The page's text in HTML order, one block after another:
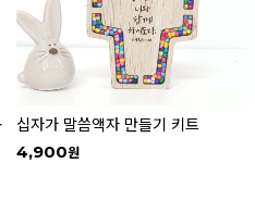
십자가 말씀액자 만들기 키트
4,900